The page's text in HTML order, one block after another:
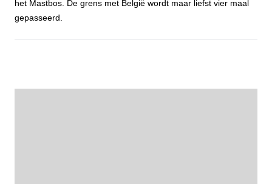
het Mastbos. De grens met België wordt maar liefst vier maal
gepasseerd.